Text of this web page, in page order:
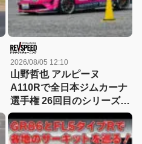
2026/08/05 12:10
山野哲也 アルピーヌ
A110Rで全日本ジムカーナ
選手権 26回目のシリーズチ
ャンピオンを獲得 連続タ
イトル記録も更新